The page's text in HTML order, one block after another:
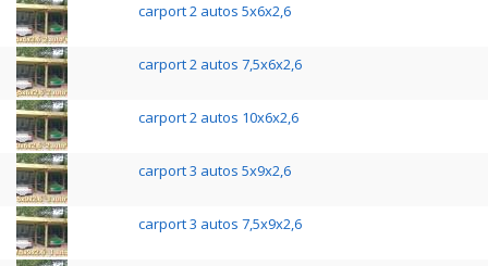
carport 2 autos 5x6x2,6
carport 2 autos 7,5x6x2,6
carport 2 autos 10x6x2,6
carport 3 autos 5x9x2,6
carport 3 autos 7,5x9x2,6